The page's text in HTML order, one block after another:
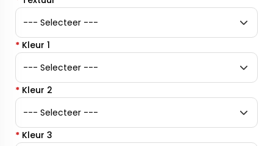
* Kleur 1
* Kleur 2
* Kleur 3